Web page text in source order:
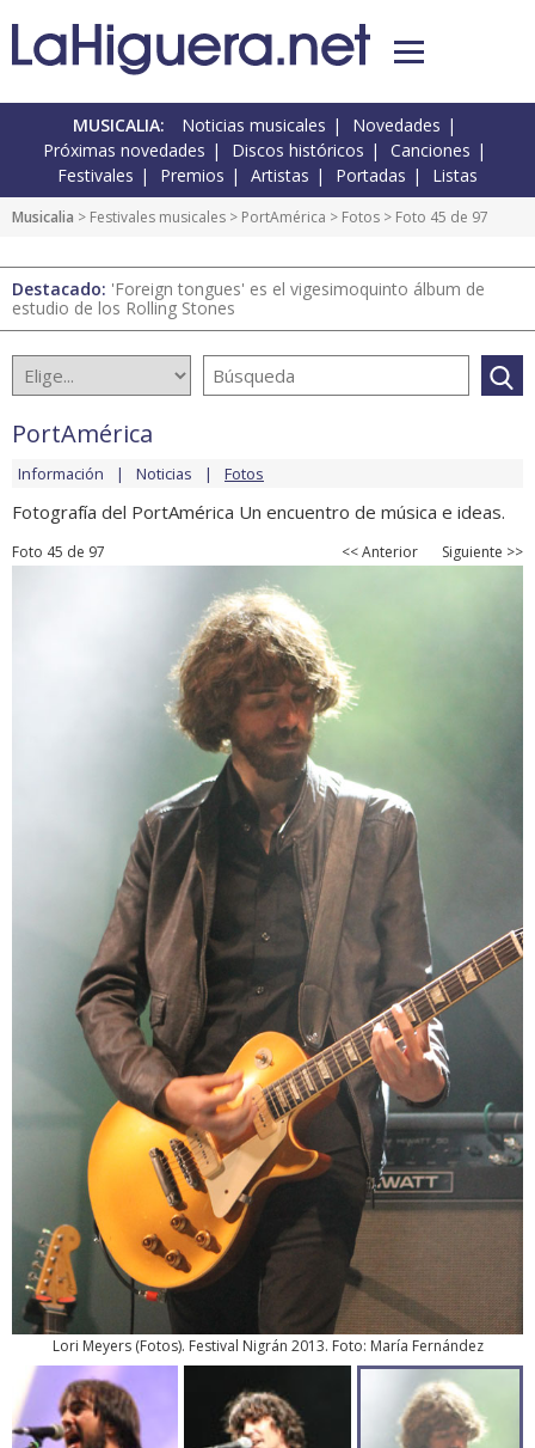
MUSICALIA: Noticias musicales
Novedades
Próximas novedades
Discos históricos
Canciones
Festivales
Premios Artistas Portadas Listas
Musicalia > Festivales musicales > PortAmérica > Fotos > Foto 45 de 97
Destacado: 'Foreign tongues' es el vigesimoquinto álbum de
estudio de los Rolling Stones
PortAmérica
Información Noticias Fotos
Fotografía del PortAmérica Un encuentro de música e ideas.
Foto 45 de 97 << Anterior Siguiente >>
Lori Meyers(Fotos). Festival Nigrán 2013. Foto: María Fernández